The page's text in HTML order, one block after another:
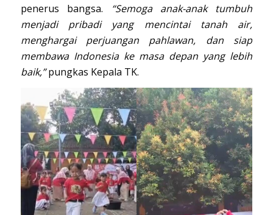
penerus bangsa.
“Semoga anak-anak tumbuh
menjadi pribadi yang mencintai tanah air,
menghargai perjuangan pahlawan, dan siap
membawa Indonesia ke masa depan yang lebih
baik,”pungkas Kepala TK.